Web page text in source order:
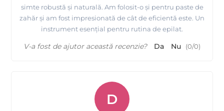
simte robustă și naturală. Am folosit-o și pentru paste de
zahăr și am fost impresionată de cât de eficientă este. Un
instrument esențial pentru rutina de epilat.
V-a fost de ajutor această recenzie? Da Nu (0/0)
D